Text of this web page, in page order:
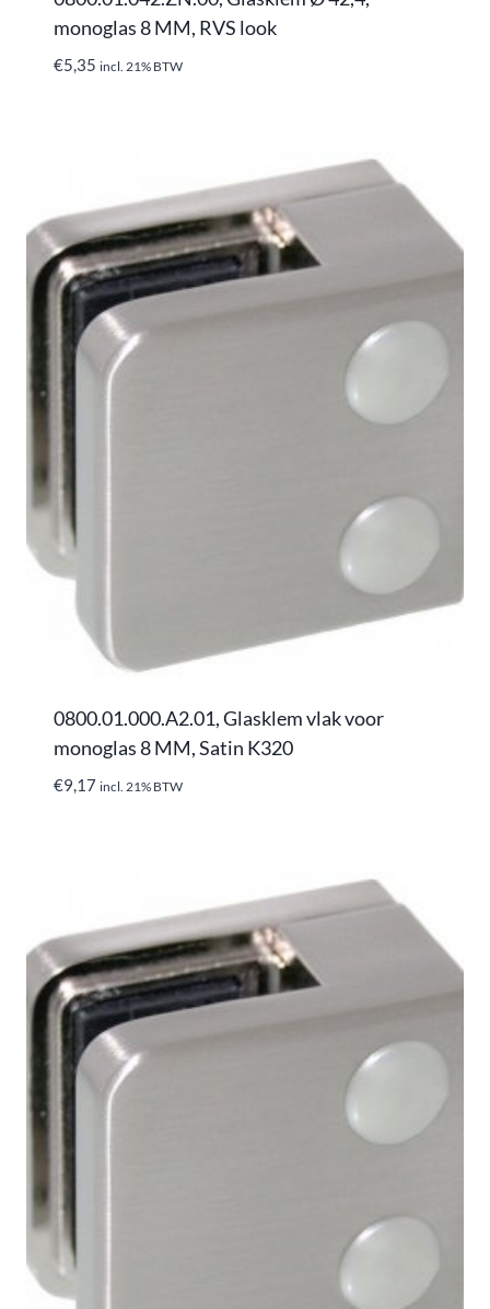
monoglas 8 MM, RVS look
€5,35 incl. 21% BTW
0800.01.000.A2.01, Glasklem vlak voor
monoglas 8 MM, Satin K320
€9,17 incl. 21% BTW